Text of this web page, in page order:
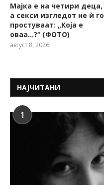
Мајка е на четири деца,
а секси изгледот не ѝ го
простуваат: „Која е
оваа…?“ (ФОТО)
август 8, 2026
НАЈЧИТАНИ
1